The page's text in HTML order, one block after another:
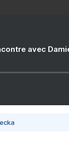
avec